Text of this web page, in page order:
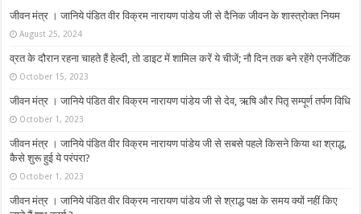
जीवन मंत्र । जानिये पंडित वीर विक्रम नारायण पांडेय जी से दैनिक जीवन के शास्त्रोक्त नियम
August 25, 2024
व्रत के दौरान रहना चाहते हैं हेल्दी, तो डाइट में शामिल करें ये चीजें; नौ दिन तक बने रहेंगे एनर्जेटिक
October 15, 2023
जीवन मंत्र । जानिये पंडित वीर विक्रम नारायण पांडेय जी से देव, ऋषि और पितृ सम्पूर्ण तर्पण विधि
October 1, 2023
जीवन मंत्र । जानिये पंडित वीर विक्रम नारायण पांडेय जी से सबसे पहले किसने किया था श्राद्ध,
कैसे शुरू हुई ये परंपरा?
October 1, 2023
जीवन मंत्र । जानिये पंडित वीर विक्रम नारायण पांडेय जी से श्राद्ध पक्ष के समय क्यों नहीं किए